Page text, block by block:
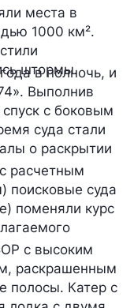
места в
1000 км².
штормы.
в полночь, и
Выполнив
с боковым
суда стали
о раскрытии
расчетным
поисковые суда
поменяли курс
с высоким
раскрашенным
полосы. Катер с